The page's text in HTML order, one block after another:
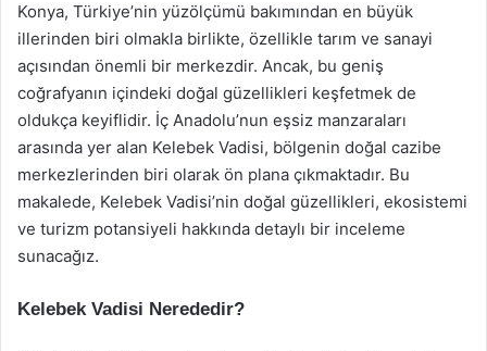
Konya, Türkiye’nin yüzölçümü bakımından en büyük
illerinden biri olmakla birlikte, özellikle tarım ve sanayi
açısından önemli bir merkezdir. Ancak, bu geniş
coğrafyanın içindeki doğal güzellikleri keşfetmek de
oldukça keyiflidir. İç Anadolu’nun eşsiz manzaraları
arasında yer alan Kelebek Vadisi, bölgenin doğal cazibe
merkezlerinden biri olarak ön plana çıkmaktadır. Bu
makalede, Kelebek Vadisi’nin doğal güzellikleri, ekosistemi
ve turizm potansiyeli hakkında detaylı bir inceleme
sunacağız.
Kelebek Vadisi Nerededir?